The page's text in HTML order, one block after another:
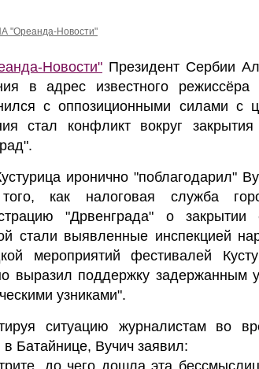
"Ореанда-Новости"
Новости" Президент Сербии
в адрес известного
с оппозиционными силами с
стал конфликт вокруг
иронично "поблагодарил"
как налоговая служба
"Дрвенграда" о
стали выявленные инспекцией
мероприятий фестивалей
выразил поддержку задержанным
узниками".
ситуацию журналистам во
Батайнице, Вучич заявил:
до чего дошла эта